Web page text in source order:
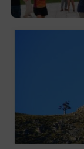
2026-08-03
Las
Ezkurdi
2026-08-02